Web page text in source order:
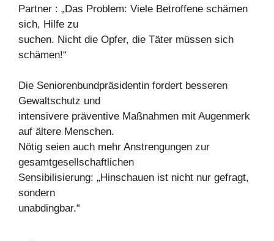
Partner : „Das Problem: Viele Betroffene schämen
sich, Hilfe zu
suchen. Nicht die Opfer, die Täter müssen sich
schämen!“
Die Seniorenbundpräsidentin fordert besseren
Gewaltschutz und
intensivere präventive Maßnahmen mit Augenmerk
auf ältere Menschen.
Nötig seien auch mehr Anstrengungen zur
gesamtgesellschaftlichen
Sensibilisierung: „Hinschauen ist nicht nur gefragt,
sondern
unabdingbar.“